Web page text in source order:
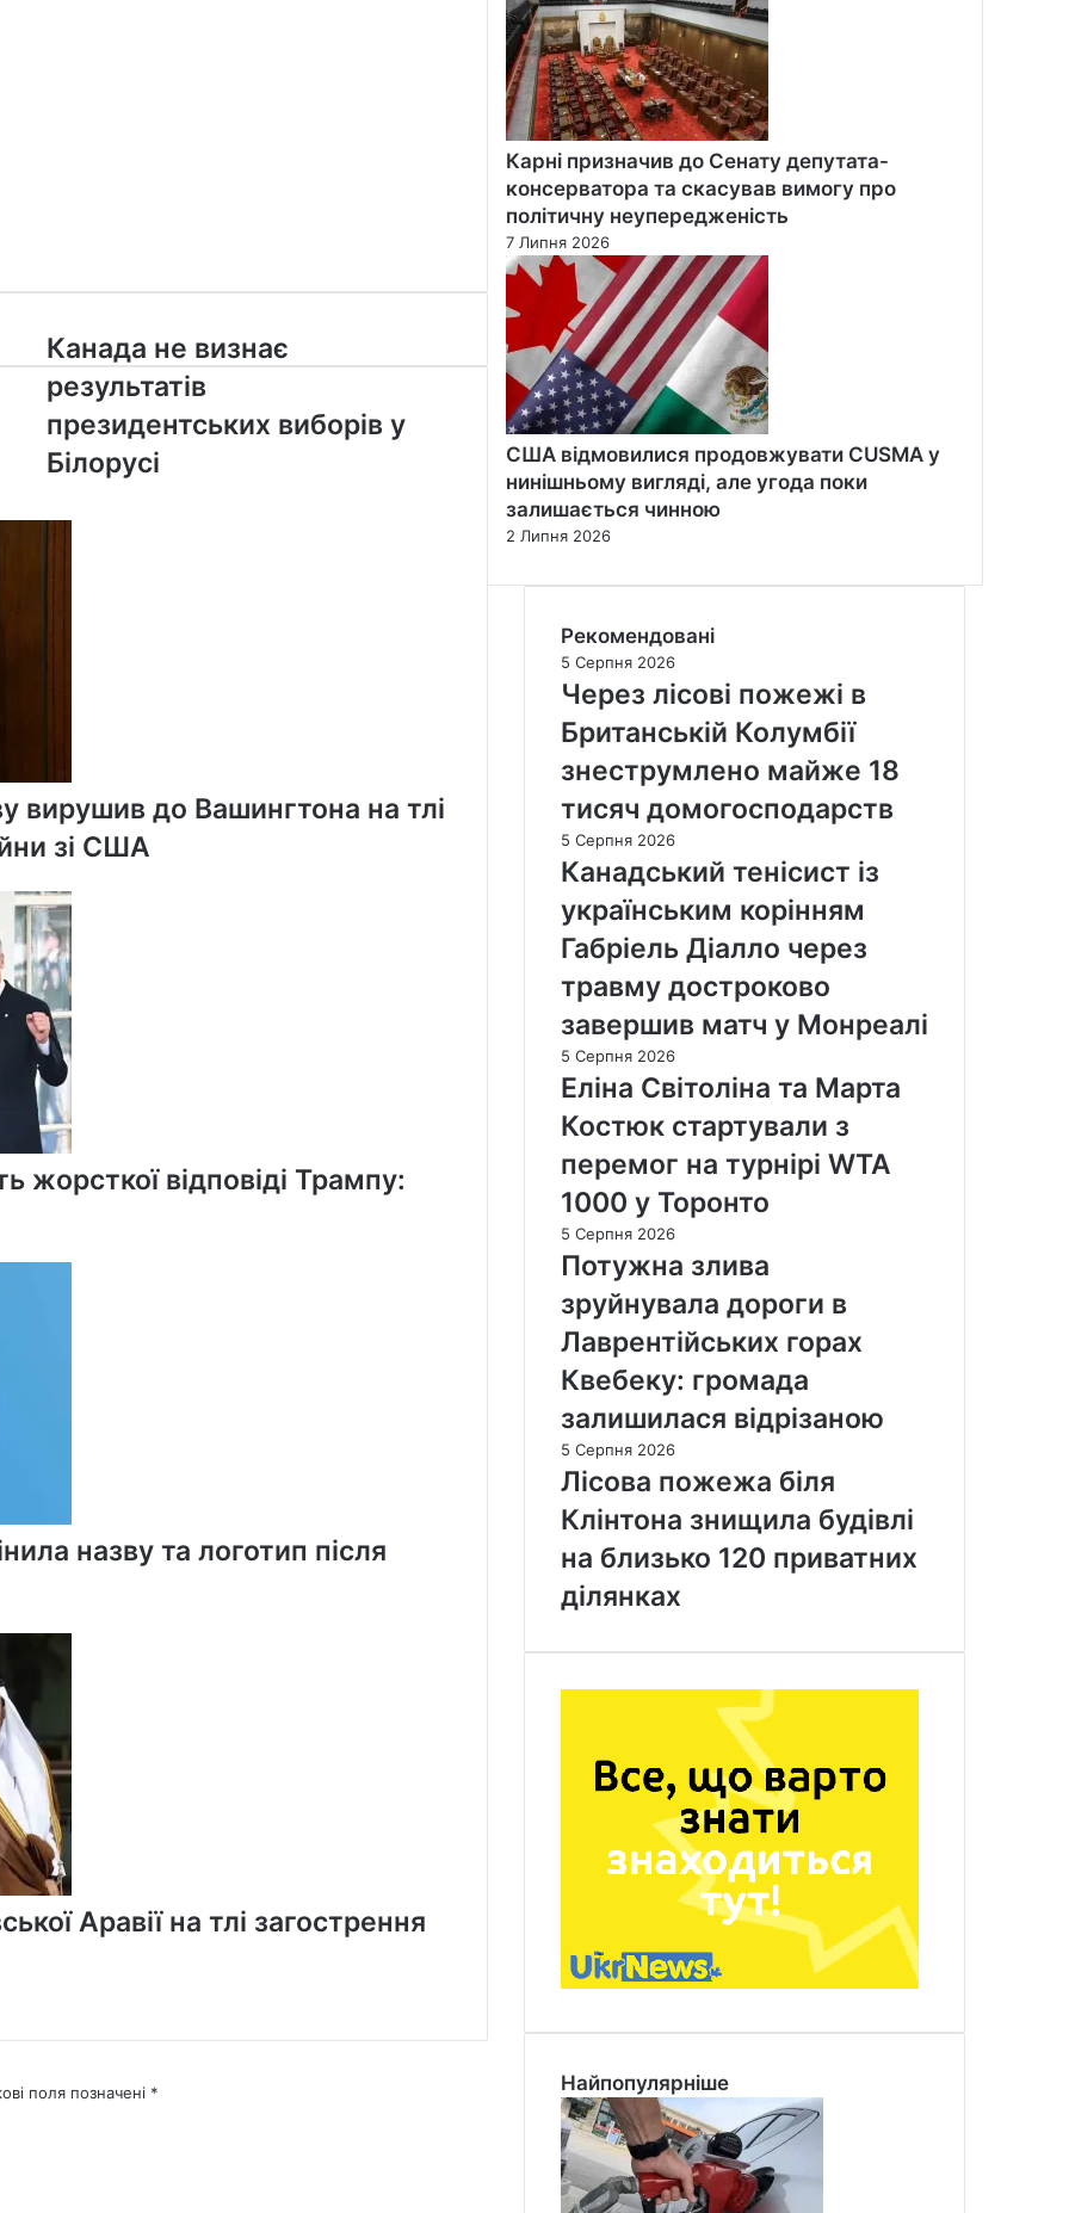
Канада
не
визнає
результатів
президентських
виборів
Канада не визнає
результатів
президентських виборів у
Білорусі
вирушив до Вашингтона на тлі
зі США
жорсткої відповіді Трампу:
назву та логотип після
Аравії на тлі загострення
поля позначені *
Карні призначив до Сенату депутата-
консерватора та скасував вимогу про
політичну неупередженість
7 Липня 2026
США відмовилися продовжувати CUSMA у
нинішньому вигляді, але угода поки
залишається чинною
2 Липня 2026
Рекомендовані
5 Серпня 2026
Через лісові пожежі в
Британській Колумбії
знеструмлено майже 18
тисяч домогосподарств
5 Серпня 2026
Канадський тенісист із
українським корінням
Габріель Діалло через
травму достроково
завершив матч у Монреалі
5 Серпня 2026
Еліна Світоліна та Марта
Костюк стартували з
перемог на турнірі WTA
1000 у Торонто
5 Серпня 2026
Потужна злива
зруйнувала дороги в
Лаврентійських горах
Квебеку: громада
залишилася відрізаною
5 Серпня 2026
Лісова пожежа біля
Клінтона знищила будівлі
на близько 120 приватних
ділянках
Найпопулярніше